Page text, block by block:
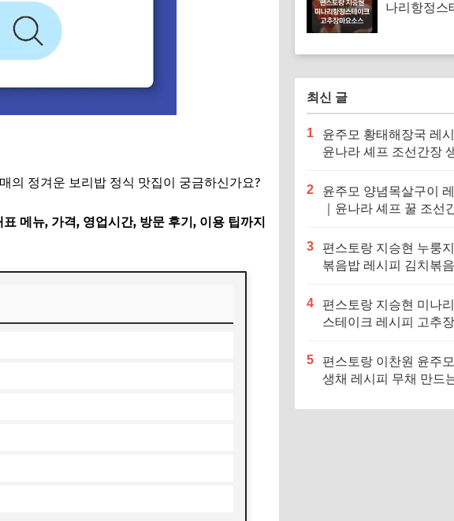
의 정겨운 보리밥 정식 맛집이 궁금하신가요?
메뉴, 가격, 영업시간, 방문 후기, 이용 팁까지
나리항정스
최신 글
1
윤주모 황태해장국 레
윤나라 셰프 조선간장
2
윤주모 양념목살구이
｜윤나라 셰프 꿀 조선
3
편스토랑 지승현 누룽
볶음밥 레시피 김치볶
4
편스토랑 지승현 미나
스테이크 레시피 고추
5
편스토랑 이찬원 윤주
생채 레시피 무채 만드